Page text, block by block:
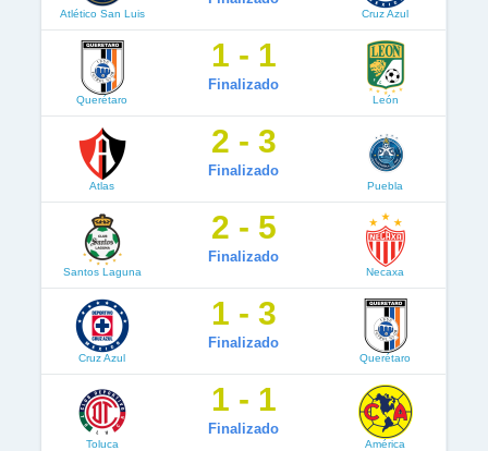
Atlético San Luis Cruz Azul
Querétaro
1 - 1
Finalizado
León
Atlas
2 - 3
Finalizado
Puebla
Santos Laguna
2 - 5
Finalizado
Necaxa
Cruz Azul
1 - 3
Finalizado
Querétaro
Toluca
1 - 1
Finalizado
América